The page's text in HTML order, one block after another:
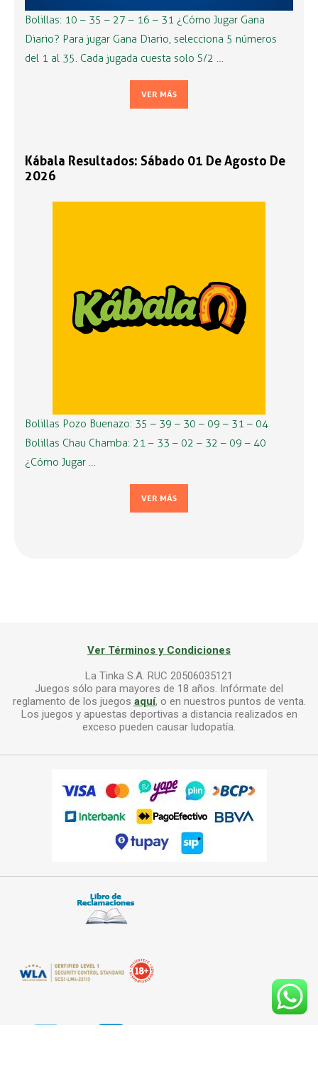
Bolillas: 10 – 35 – 27 – 16 – 31 ¿Cómo Jugar Gana
Diario? Para jugar Gana Diario, selecciona 5 números
del 1 al 35. Cada jugada cuesta solo S/2 …
VER MÁS
Kábala Resultados: Sábado 01 De Agosto De
2026
Bolillas Pozo Buenazo: 35 – 39 – 30 – 09 – 31 – 04
Bolillas Chau Chamba: 21 – 33 – 02 – 32 – 09 – 40
¿Cómo Jugar …
VER MÁS
Ver Términos y Condiciones
La Tinka S.A. RUC 20506035121
Juegos sólo para mayores de 18 años. Infórmate del
reglamento de los juegos aquí, o en nuestros puntos de venta.
Los juegos y apuestas deportivas a distancia realizados en
exceso pueden causar ludopatía.